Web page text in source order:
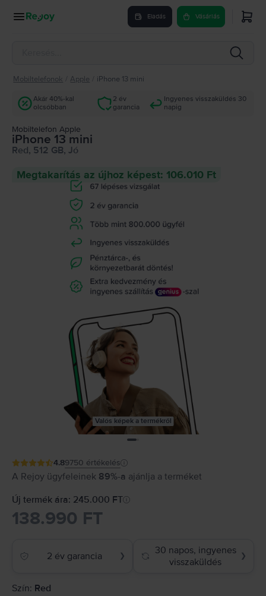
Eladás Vásárlás
Mobiltelefonok Apple iPhone 13 mini
Akár 40%-kal
olcsóbban
2 év
garancia
Ingyenes visszaküldés 30
napig
Mobiltelefon Apple
iPhone 13 mini
Red, 512 GB, Jó
Megtakarítás az újhoz képest: 106.010 Ft
Valós képek a termékről
4.89750 értékelés
A Rejoy ügyfeleinek 89%-a ajánlja a terméket
Új termék ára: 245.000 FT
138.990 FT
2 év garancia ❯
30 napos, ingyenes
visszaküldés
❯
Szín: Red